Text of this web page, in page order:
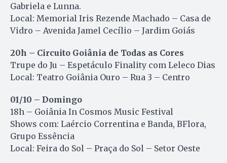
Gabriela e Lunna.
Local: Memorial Iris Rezende Machado – Casa de
Vidro – Avenida Jamel Cecílio – Jardim Goiás
20h – Circuito Goiânia de Todas as Cores
Trupe do Ju – Espetáculo Finality com Leleco Dias
Local: Teatro Goiânia Ouro – Rua 3 – Centro
01/10 – Domingo
18h – Goiânia In Cosmos Music Festival
Shows com: Laércio Correntina e Banda, BFlora,
Grupo Essência
Local: Feira do Sol – Praça do Sol – Setor Oeste